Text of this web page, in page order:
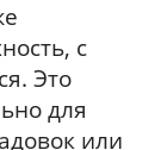
с
Это
для
или